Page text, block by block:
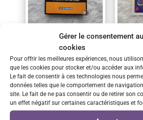
Gérer le consentement
cookies
Pour offrir les meilleures expériences, nous
que les cookies pour stocker et/ou accéder aux
Le fait de consentir à ces technologies nous
données telles que le comportement de
site. Le fait de ne pas consentir ou de retirer son
un effet négatif sur certaines caractéristiques et
Les Miracles des Saints et des
Pieux Prédécesseurs
20,00€
Voir le produit